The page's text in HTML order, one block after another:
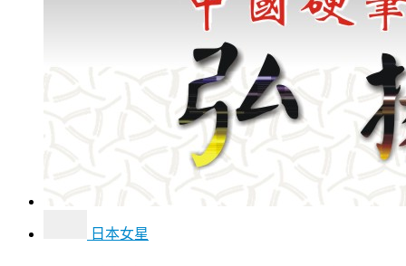
日本女星